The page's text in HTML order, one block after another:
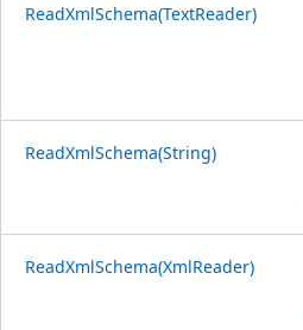
ReadXmlSchema(TextReader)
ReadXmlSchema(String)
ReadXmlSchema(XmlReader)